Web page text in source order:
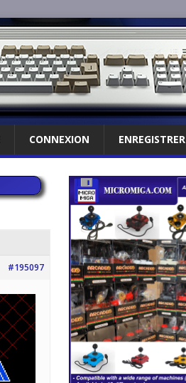
CONNEXION ENREGISTRER
#195097